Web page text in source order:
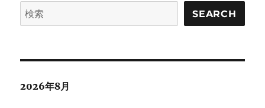
SEARCH
2026年8月